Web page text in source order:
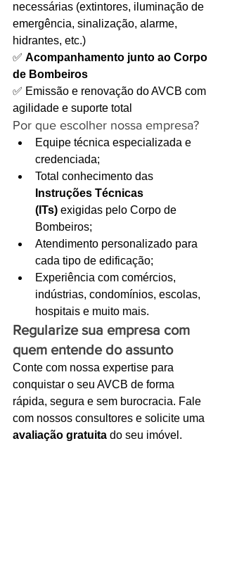
necessárias (extintores, iluminação de
emergência, sinalização, alarme,
hidrantes, etc.)
✅ Acompanhamento junto ao Corpo
de Bombeiros
✅ Emissão e renovação do AVCB com
agilidade e suporte total
Por que escolher nossa empresa?
Equipe técnica especializada e
credenciada;
Total conhecimento das
Instruções Técnicas
(ITs) exigidas pelo Corpo de
Bombeiros;
Atendimento personalizado para
cada tipo de edificação;
Experiência com comércios,
indústrias, condomínios, escolas,
hospitais e muito mais.
Regularize sua empresa com
quem entende do assunto
Conte com nossa expertise para
conquistar o seu AVCB de forma
rápida, segura e sem burocracia. Fale
com nossos consultores e solicite uma
avaliação gratuita do seu imóvel.